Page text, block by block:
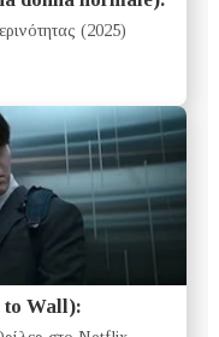
(2025)
to Wall):